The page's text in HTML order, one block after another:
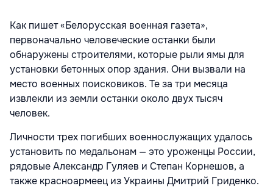
Как пишет «Белорусская военная газета»,
первоначально человеческие останки были
обнаружены строителями, которые рыли ямы для
установки бетонных опор здания. Они вызвали на
место военных поисковиков. Те за три месяца
извлекли из земли останки около двух тысяч
человек.
Личности трех погибших военнослужащих удалось
установить по медальонам — это уроженцы России,
рядовые Александр Гуляев и Степан Корнешов, а
также красноармеец из Украины Дмитрий Гриденко.